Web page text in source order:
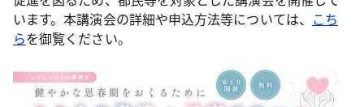
います。本講演会の詳細や申込方法等については、 こち
らを御覧ください。